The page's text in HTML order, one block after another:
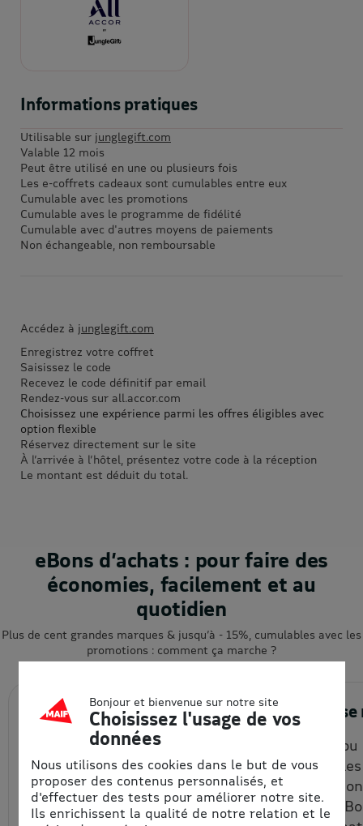
Informations pratiques
Utilisable sur junglegift.com
Valable 12 mois
Peut être utilisé en une ou plusieurs fois
Les e-coffrets cadeaux sont cumulables entre eux
Cumulable avec les promotions
Cumulable aves le programme de fidélité
Cumulable avec d'autres moyens de paiements
Non échangeable, non remboursable
Accédez à junglegift.com
Enregistrez votre coffret
Saisissez le code
Recevez le code définitif par email
Rendez-vous sur all.accor.com
Choisissez une expérience parmi les offres éligibles avec
option flexible
Réservez directement sur le site
À l’arrivée à l’hôtel, présentez votre code à la réception
Le montant est déduit du total.
eBons d’achats : pour faire des
économies, facilement et au
quotidien
Plus de cent grandes marques & jusqu’à - 15%, cumulables avec les
promotions : comment ça marche ?
1. J’achète en ligne
Je choisis la quantité et le
montant de mon eBon
d’achat à prix remisé, que je
reçois par email et/ou que
2.
En ligne
(vérifier
chaque
Bonjour et bienvenue sur notre site
Choisissez l'usage de vos
données
Nous utilisons des cookies dans le but de vous
proposer des contenus personnalisés, et
d'effectuer des tests pour améliorer notre site.
Ils enrichissent la qualité de notre relation et le